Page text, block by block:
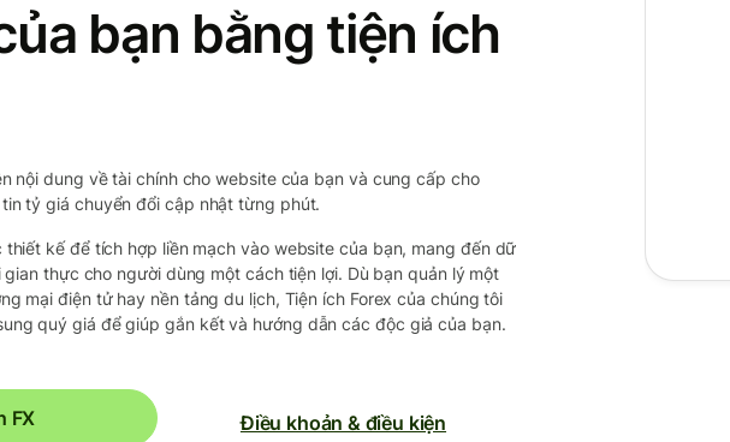
bạn bằng tiện ích
nội dung về tài chính cho website của bạn và cung cấp cho
tỷ giá chuyển đổi cập nhật từng phút.
kế để tích hợp liền mạch vào website của bạn, mang đến dữ
thực cho người dùng một cách tiện lợi. Dù bạn quản lý một
mại điện tử hay nền tảng du lịch, Tiện ích Forex của chúng tôi
quý giá để giúp gắn kết và hướng dẫn các độc giả của bạn.
FX Điều khoản & điều kiện